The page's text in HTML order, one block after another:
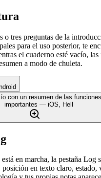
o tres preguntas de la
para el uso posterior, te
el cuaderno esté vacío, las
a modo de chuleta.
en marcha, la pestaña Log
posición en texto claro, estado,